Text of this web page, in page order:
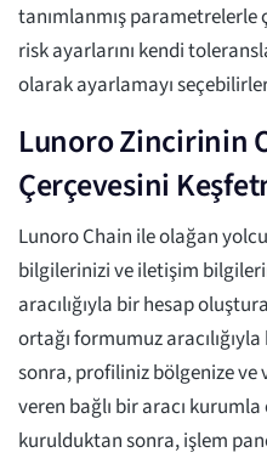
tanımlanmış parametrelerle
risk ayarlarını kendi
olarak ayarlamayı
Lunoro Zincirinin
Çerçevesini
Lunoro Chain ile olağan
bilgilerinizi ve iletişim
aracılığıyla bir hesap
ortağı formumuz
sonra, profiliniz bölgenize ve
veren bağlı bir aracı
kurulduktan sonra, işlem